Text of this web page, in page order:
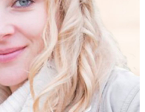
& Steiermark
Steindl
senden